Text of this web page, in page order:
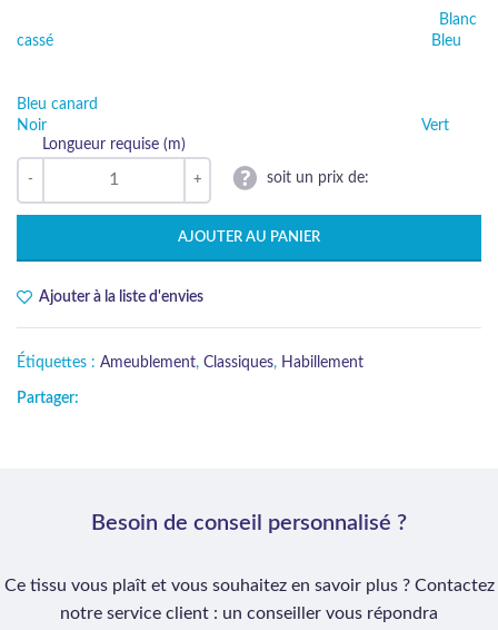
Blanc
cassé
Bleu
Bleu canard
Noir
Vert
Longueur requise (m)
soit un prix de:
AJOUTER AU PANIER
Ajouter à la liste d'envies
Étiquettes : Ameublement, Classiques, Habillement
Partager:
Besoin de conseil personnalisé ?
Ce tissu vous plaît et vous souhaitez en savoir plus ? Contactez
notre service client : un conseiller vous répondra